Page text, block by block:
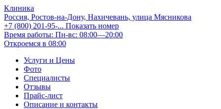
Клиника
Россия, Ростов-на-Дону, Нахичевань, улица Мясникова
+7 (800) 201-95-... Показать номер
Время работы: Пн-вс: 08:00—20:00
Откроемся в 08:00
Услуги и Цены
Фото
Специалисты
Отзывы
Прайс-лист
Описание и контакты